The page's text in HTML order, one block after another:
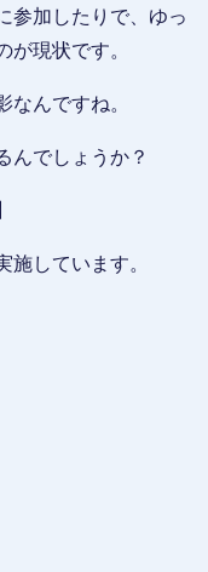
参加したりで、ゆっ
が現状です。
なんですね。
んでしょうか？
施しています。